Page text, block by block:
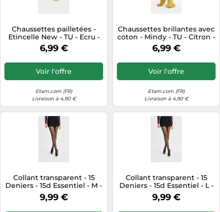
Chaussettes pailletées -
Etincelle New - TU - Ecru -
Femme - Etam
6,99 €
Voir l'offre
Etam.com (FR)
Livraison à 4,90 €
Chaussettes brillantes avec
coton - Mindy - TU - Citron -
Femme - Etam
6,99 €
Voir l'offre
Etam.com (FR)
Livraison à 4,90 €
Collant transparent - 15
Deniers - 15d Essentiel - M -
Noir - Femme - Etam
9,99 €
Collant transparent - 15
Deniers - 15d Essentiel - L -
Noir - Femme - Etam
9,99 €